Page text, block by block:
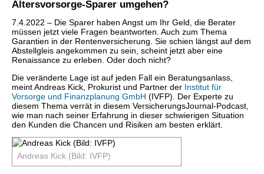
Altersvorsorge-Sparer umgehen?
7.4.2022 – Die Sparer haben Angst um Ihr Geld, die Berater
müssen jetzt viele Fragen beantworten. Auch zum Thema
Garantien in der Rentenversicherung. Sie schien längst auf dem
Abstellgleis angekommen zu sein, scheint jetzt aber eine
Renaissance zu erleben. Oder doch nicht?
Die veränderte Lage ist auf jeden Fall ein Beratungsanlass,
meint Andreas Kick, Prokurist und Partner der Institut für
Vorsorge und Finanzplanung GmbH (IVFP). Der Experte zu
diesem Thema verrät in diesem VersicherungsJournal-Podcast,
wie man nach seiner Erfahrung in dieser schwierigen Situation
den Kunden die Chancen und Risiken am besten erklärt.
Andreas Kick (Bild: IVFP)